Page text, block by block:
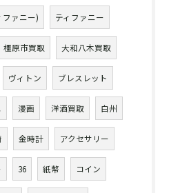
ァニー) ティファニー
橿原市買取 大和八木買取
ヴィトン ブレスレット
漫画 洋酒買取 白州
金時計 アクセサリー
36 紙幣 コイン